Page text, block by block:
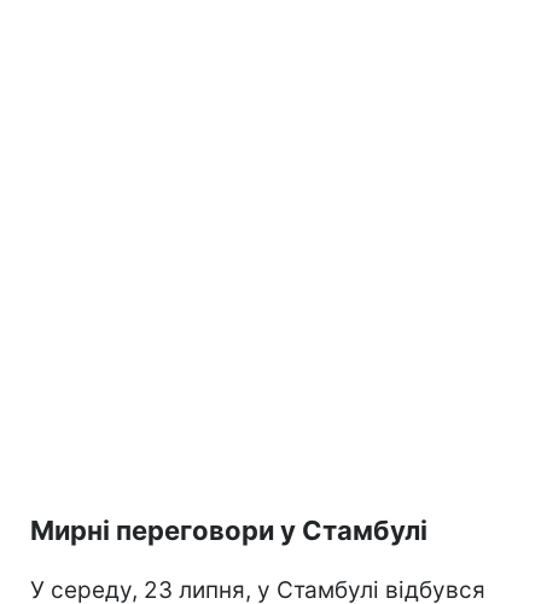
Мирні переговори у Стамбулі
У середу, 23 липня, у Стамбулі відбувся